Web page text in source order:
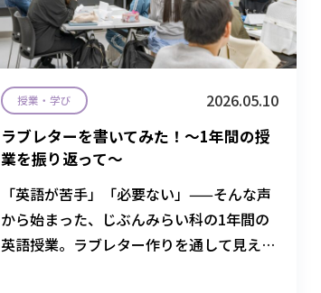
授業・学び
2026.05.10
ラブレターを書いてみた！～1年間の授
業を振り返って～
「英語が苦手」「必要ない」——そんな声
から始まった、じぶんみらい科の1年間の
英語授業。ラブレター作りを通して見えて